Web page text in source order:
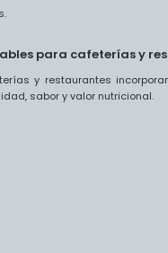
para cafeterías y
y restaurantes
sabor y valor nutricional.